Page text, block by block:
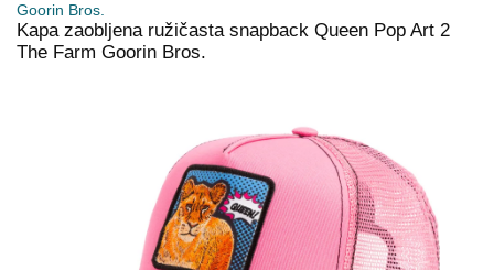
Goorin Bros.
Kapa zaobljena ružičasta snapback Queen Pop Art 2
The Farm Goorin Bros.